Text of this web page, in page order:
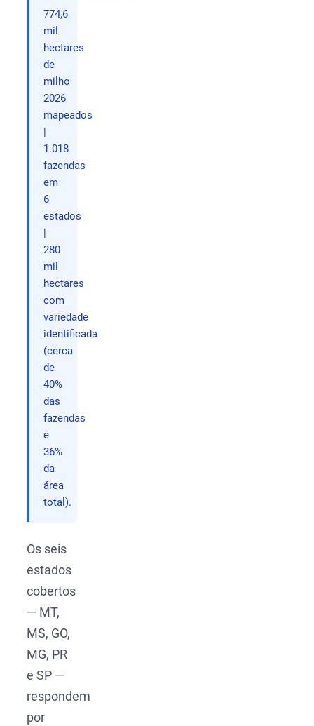
774,6
mil
hectares
de
milho
2026
mapeados
|
1.018
fazendas
em
6
estados
|
280
mil
hectares
com
variedade
identificada
(cerca
de
40%
das
fazendas
e
36%
da
área
total).
Os seis
estados
cobertos
— MT,
MS, GO,
MG, PR
e SP —
respondem
por